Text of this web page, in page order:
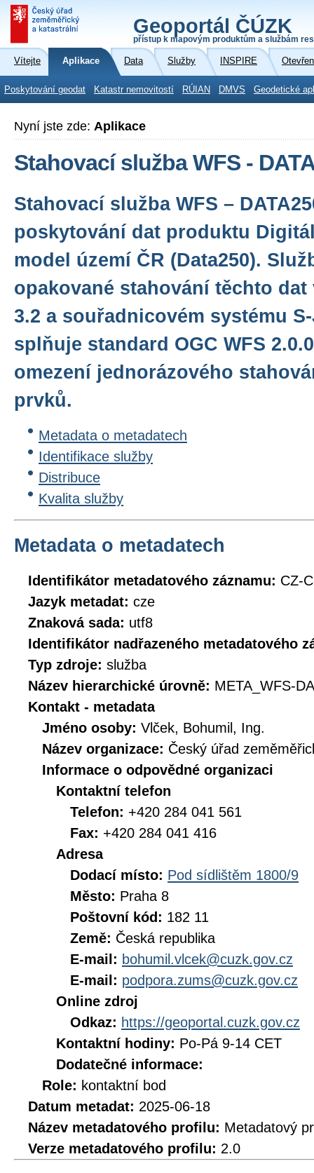
Geoportál ČÚZK
přístup k mapovým produktům a službám
Vítejte Aplikace Data Služby INSPIRE
Poskytování geodat Katastr nemovitostí RÚIAN DMVS Geodetické
Nyní jste zde: Aplikace
Stahovací služba WFS -
Stahovací služba WFS –
poskytování dat produktu
model území ČR (Data250).
opakované stahování těchto dat
3.2 a souřadnicovém systému
splňuje standard OGC WFS
omezení jednorázového
prvků.
Metadata o metadatech
Identifikace služby
Distribuce
Kvalita služby
Metadata o metadatech
Identifikátor metadatového záznamu: CZ-
Jazyk metadat: cze
Znaková sada: utf8
Identifikátor nadřazeného metadatového
Typ zdroje: služba
Název hierarchické úrovně: META_WFS-
Kontakt - metadata
Jméno osoby: Vlček, Bohumil, Ing.
Název organizace: Český úřad
Informace o odpovědné organizaci
Kontaktní telefon
Telefon: +420 284 041 561
Fax: +420 284 041 416
Adresa
Dodací místo: Pod sídlištěm 1800/9
Město: Praha 8
Poštovní kód: 182 11
Země: Česká republika
E-mail: bohumil.vlcek@cuzk.gov.cz
E-mail: podpora.zums@cuzk.gov.cz
Online zdroj
Odkaz: https://geoportal.cuzk.gov.cz
Kontaktní hodiny: Po-Pá 9-14 CET
Dodatečné informace:
Role: kontaktní bod
Datum metadat: 2025-06-18
Název metadatového profilu: Metadatový
Verze metadatového profilu: 2.0